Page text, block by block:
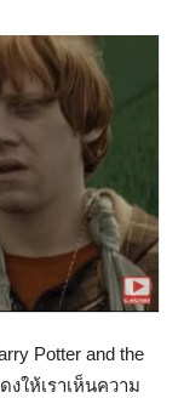
Potter and the
ให้เราเห็นความ